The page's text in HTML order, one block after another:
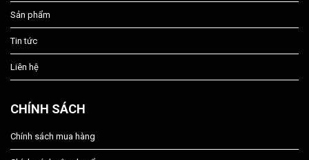
Sản phẩm
Tin tức
Liên hệ
CHÍNH SÁCH
Chính sách mua hàng